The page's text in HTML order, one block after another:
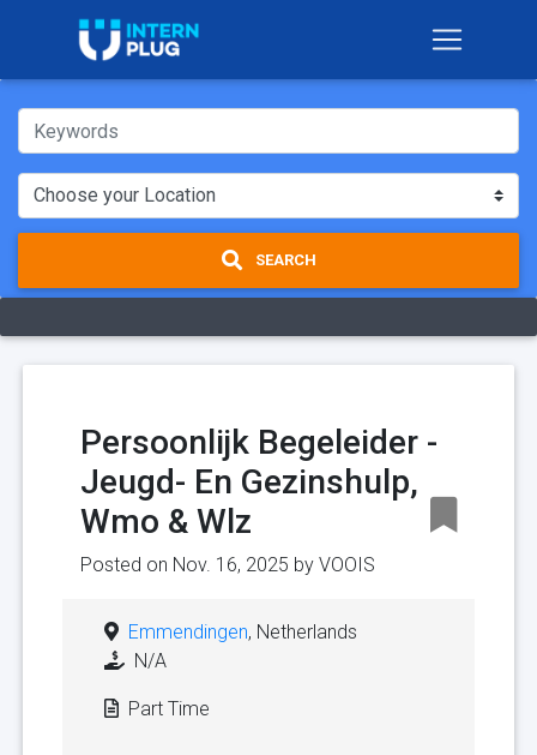
SEARCH
Persoonlijk Begeleider -
Jeugd- En Gezinshulp,
Wmo & Wlz
Posted on Nov. 16, 2025 by VOOIS
Emmendingen, Netherlands
N/A
Part Time